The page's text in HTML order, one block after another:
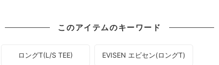
このアイテムのキーワード
ロングT(L/S TEE) EVISEN エビセン(ロングT)